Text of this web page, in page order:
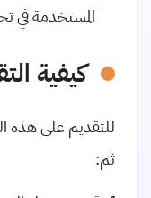
المستخدمة في
كيفية
للتقديم على هذه
ثم: